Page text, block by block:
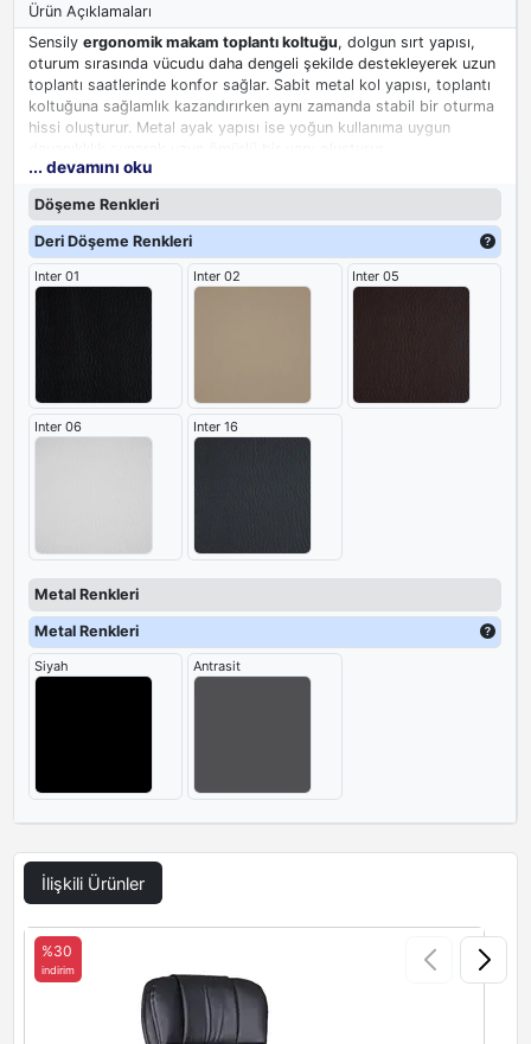
Ürün Açıklamaları
Sensily ergonomik makam toplantı koltuğu, dolgun sırt yapısı,
oturum sırasında vücudu daha dengeli şekilde destekleyerek uzun
toplantı saatlerinde konfor sağlar. Sabit metal kol yapısı, toplantı
koltuğuna sağlamlık kazandırırken aynı zamanda stabil bir oturma
hissi oluşturur. Metal ayak yapısı ise yoğun kullanıma uygun
Makam toplantı odları için tasarlanan Sensily modeli, gereksiz
detaylardan uzak durarak doğrudan kullanım konforuna odaklanır.
Bu sayede hem sade hem de profesyonel bir ofis görünümü elde
edilir.
... devamını oku
Döşeme Renkleri
Deri Döşeme Renkleri
Inter 01 Inter 02 Inter 05
Inter 06 Inter 16
Metal Renkleri
Metal Renkleri
Siyah Antrasit
İlişkili Ürünler
%30
indirim